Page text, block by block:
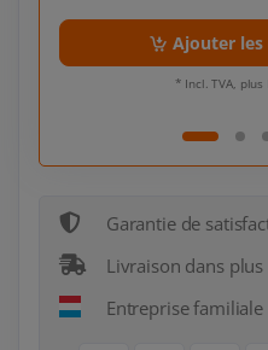
Ajouter les
* Incl. TVA,
Garantie de
Livraison dans
Entreprise